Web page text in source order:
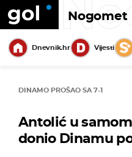
Nogomet
Dnevnik.hr Vijesti
DINAMO PROŠAO SA 7-1
Antolić u
donio Dinamu